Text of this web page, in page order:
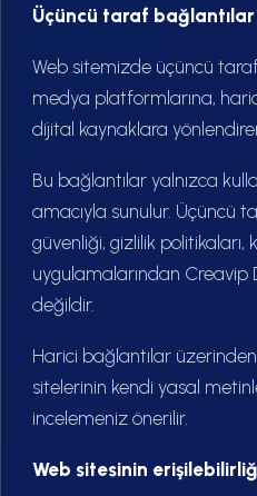
Üçüncü taraf bağlantılar
Web sitemizde üçüncü
medya platformlarına,
dijital kaynaklara
Bu bağlantılar yalnızca
amacıyla sunulur. Üçüncü
güvenliği, gizlilik politikaları,
uygulamalarından Creavip
değildir.
Harici bağlantılar
sitelerinin kendi yasal
incelemeniz önerilir.
Web sitesinin